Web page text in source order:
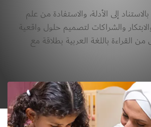
إلى الأدلة، والاستفادة من علم
والشراكات لتصميم حلول واقعية
القراءة باللغة العربية بطلاقة مع